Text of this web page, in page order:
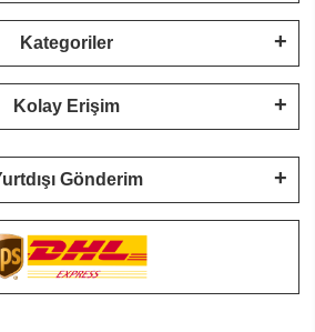
Kategoriler
Kolay Erişim
Gönderim